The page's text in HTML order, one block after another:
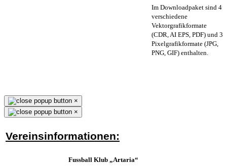
Im Downloadpaket sind 4
verschiedene
Vektorgrafikformate
(CDR, AI EPS, PDF) und 3
Pixelgrafikformate (JPG,
PNG, GIF) enthalten.
×
×
Vereinsinformationen:
Fussball Klub „Artaria“